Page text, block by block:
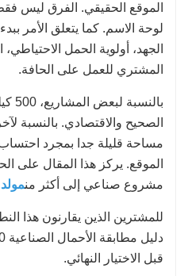
الموقع الحقيقي. الفرق ليس
لوحة الاسم. كما يتعلق الأمر
الجهد، أولوية الحمل
المشتري للعمل على الحافة.
الصحيح والاقتصادي. بالنسبة
مساحة قليلة جدا بمجرد
الموقع. يركز هذا المقال على
مشروع صناعي إلى أكثر منمولد ديزل
للمشترين الذين يقارنون هذا
قبل الاختيار النهائي.